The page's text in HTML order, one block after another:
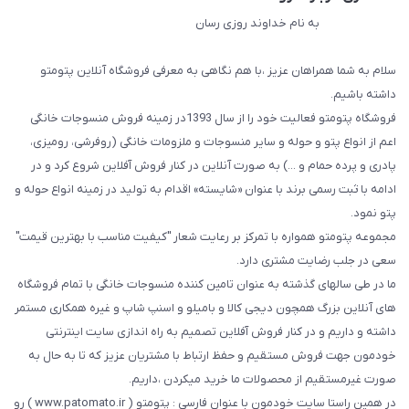
به نام خداوند روزی رسان
سلام به شما همراهان عزیز ،با هم نگاهی به معرفی فروشگاه آنلاین پتومتو
داشته باشیم.
فروشگاه پتومتو فعالیت خود را از سال 1393در زمینه فروش منسوجات خانگی
اعم از انواع پتو و حوله و سایر منسوجات و ملزومات خانگی (روفرشی، رومیزی،
پادری و پرده حمام و ...) به صورت آنلاین در کنار فروش آفلاین شروع کرد و در
ادامه با ثبت رسمی برند با عنوان «شایسته» اقدام به تولید در زمینه انواع حوله و
پتو نمود.
مجموعه پتومتو همواره با تمرکز بر رعایت شعار "کیفیت مناسب با بهترین قیمت"
سعی در جلب رضایت مشتری دارد.
ما در طی سالهای گذشته به عنوان تامین کننده منسوجات خانگی با تمام فروشگاه
های آنلاین بزرگ همچون دیجی کالا و بامیلو و اسنپ شاپ و غیره همکاری مستمر
داشته و داریم و در کنار فروش آفلاین تصمیم به راه اندازی سایت اینترنتی
خودمون جهت فروش مستقیم و حفظ ارتباط با مشتریان عزیز که تا به حال به
صورت غیرمستقیم از محصولات ما خرید میکردن ،داریم.
در همین راستا سایت خودمون با عنوان فارسی : پتومتو ( www.patomato.ir ) رو